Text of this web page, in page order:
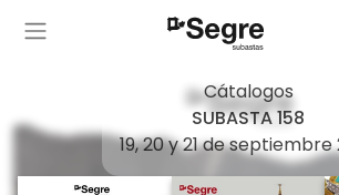
Cátalogos
SUBASTA 158
19, 20 y 21 de septiembre